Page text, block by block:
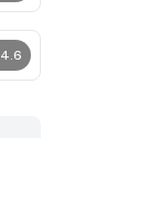
4.6